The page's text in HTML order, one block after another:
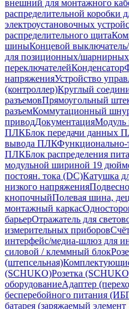
внешний для монтажного
распределительной коробки
электроустановочных
распределительного щита
шиныКонцевой
для позиционных/шарнирных
переключателейКонденсатор
напряженияУстройство
(контроллер)Круглый
разъемовПрямоугольный
разъемКоммутационный
приводДокументацияМодуль
ПЛКБлок передачи данных
вывода ПЛКФункционально-
ПЛКБлок распределения
модульной шириной 19
постоян. тока (DC)Катушка
низкого напряжения
кнопочныйПолевая шина,
монтажный каркас
барьерОтражатель для
измерительных приборов
интерфейс/медиа-шлюз для
силовой / клеммный блок
(штепсельная)
(SCHUKO)Розетка
оборудованиеАдаптер
бесперебойного питания
батарея (заряжаемый элемент